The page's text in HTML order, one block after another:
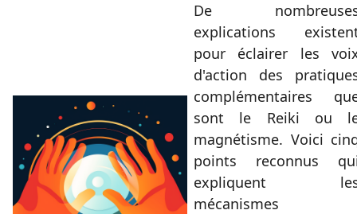
De
explications
pour éclairer les
d'action des
complémentaires
sont le Reiki ou
magnétisme. Voici
points reconnus
expliquent
mécanismes